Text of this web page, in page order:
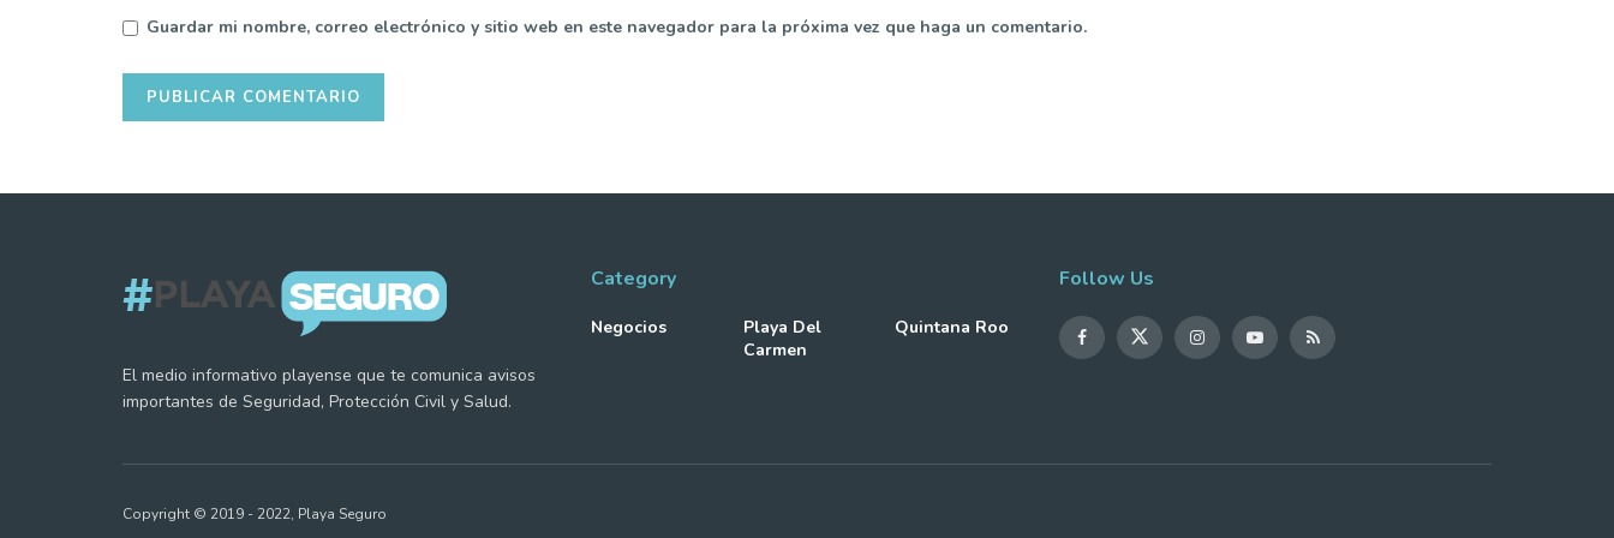
Guardar mi nombre, correo electrónico y sitio web en este navegador para la próxima vez que haga un comentario.
El medio informativo playense que te comunica avisos
importantes de Seguridad, Protección Civil y Salud.
Category
Negocios
Playa Del
Carmen
Quintana Roo
Follow Us
Copyright © 2019 - 2022, Playa Seguro